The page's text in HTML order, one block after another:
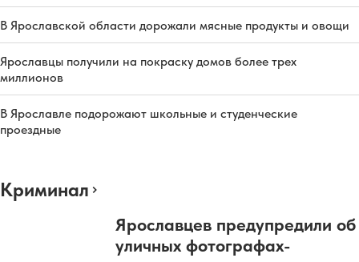
В Ярославской области дорожали мясные продукты и овощи
Ярославцы получили на покраску домов более трех
миллионов
В Ярославле подорожают школьные и студенческие
проездные
Криминал
Ярославцев предупредили об
уличных фотографах-